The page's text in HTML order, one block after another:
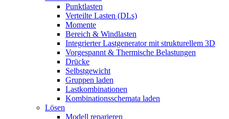
Punktlasten
Verteilte Lasten (DLs)
Momente
Bereich & Windlasten
Integrierter Lastgenerator mit strukturellem 3D
Vorgespannt & Thermische Belastungen
Drücke
Selbstgewicht
Gruppen laden
Lastkombinationen
Kombinationsschemata laden
Lösen
Modell reparieren